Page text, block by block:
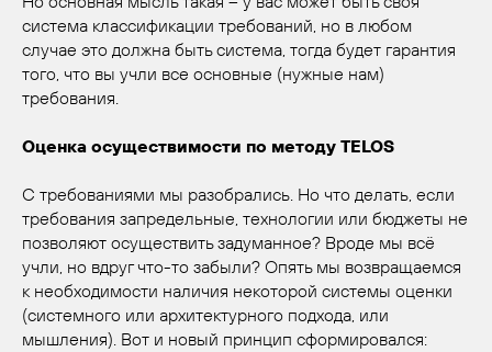
система классификации требований, но в любом
случае это должна быть система, тогда будет гарантия
того, что вы учли все основные (нужные нам)
требования.
Оценка осуществимости по методу TELOS
С требованиями мы разобрались. Но что делать, если
требования запредельные, технологии или бюджеты не
позволяют осуществить задуманное? Вроде мы всё
учли, но вдруг что-то забыли? Опять мы возвращаемся
к необходимости наличия некоторой системы оценки
(системного или архитектурного подхода, или
мышления). Вот и новый принцип сформировался: